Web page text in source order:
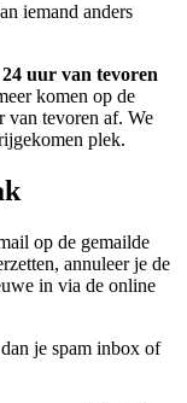
iemand anders
uur van tevoren
komen op de
van tevoren af. We
plek.
op de gemailde
annuleer je de
in via de online
je spam inbox of